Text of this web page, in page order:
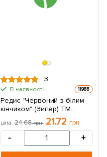
3
В наявності. 11988
Редис "Червоний з білим
кінчиком" (Зипер) ТМ
ціна 24.68грн 21.72 грн
- +